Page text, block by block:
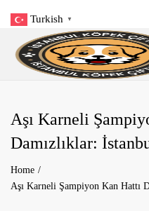
Pzt- Pzr: 9:00 –
Aşı Karneli
Damızlıklar:
Home
Aşı Karneli Şampiyon Kan Hattı
Turkish ▼